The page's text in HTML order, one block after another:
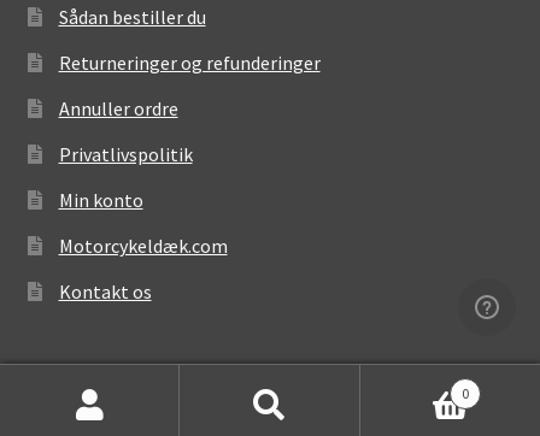
Sådan bestiller du
Returneringer og refunderinger
Annuller ordre
Privatlivspolitik
Min konto
Motorcykeldæk.com
Kontakt os
0